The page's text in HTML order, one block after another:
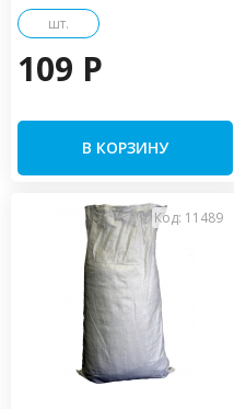
шт.
109 P
В КОРЗИНУ
Код: 11489